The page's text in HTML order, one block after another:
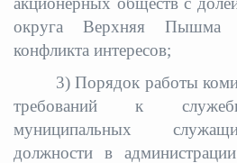
округа Верхняя Пышма
конфликта интересов;
3) Порядок работы
требований к
муниципальных
должности в